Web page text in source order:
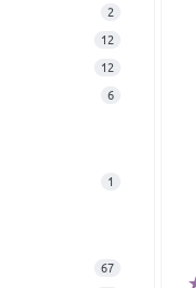
2
12
12
6
1
67